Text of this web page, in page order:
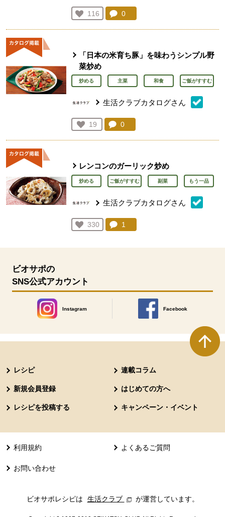
お気に入り登録：
116
人が登録
コメント：
0
「日本の米育ち豚」を味わうシンプル野
菜炒め
炒める 主菜 和食 ご飯がすすむ
生活クラブカタログさん
お気に入り登録：
19
人が登録
コメント：
0
レンコンのガーリック炒め
炒める ご飯がすすむ 副菜 もう一品
生活クラブカタログさん
お気に入り登録：
330
人が登録
コメント：
1
ビオサポの
SNS公式アカウント
Instagram
別のウィンドウで開きます。
Facebook
別のウィンドウで開きます
レシピ 連載コラム
新規会員登録 はじめての方へ
レシピを投稿する キャンペーン・イベント
利用規約 よくあるご質問
お問い合わせ
ビオサポレシピは 生活クラブ 別のウィンドウで開きます。
が運営しています。